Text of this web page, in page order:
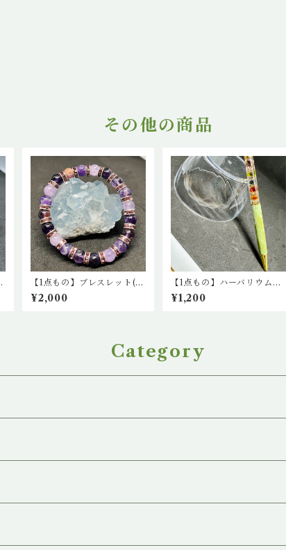
その他の商品
【1点もの】ブレスレット(ラ
ベンダーアメジスト・アメ
ジスト・ケープアメジスト)
¥2,000
【1点もの】ハーバリウムボ
ールペン(緑)
¥1,200
Category